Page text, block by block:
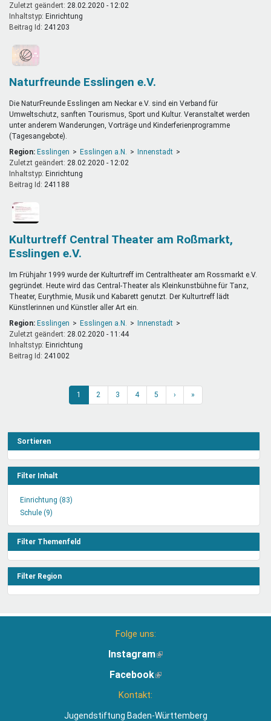
Zuletzt geändert: 28.02.2020 - 12:02
Inhaltstyp:
einrichtung
Beitrag Id: 241203
Naturfreunde Esslingen e.V.
Die NaturFreunde Esslingen am Neckar e.V. sind ein Verband für
Umweltschutz, sanften Tourismus, Sport und Kultur. Veranstaltet werden
unter anderem Wanderungen, Vorträge und Kinderferienprogramme
(Tagesangebote).
Region: Esslingen Esslingen a.N.
Innenstadt
Zuletzt geändert: 28.02.2020 - 12:02
Inhaltstyp:
einrichtung
Beitrag Id: 241188
Kulturtreff Central Theater am Roßmarkt,
Esslingen e.V.
Im Frühjahr 1999 wurde der Kulturtreff im Centraltheater am Rossmarkt e.V.
gegründet. Heute wird das Central-Theater als Kleinkunstbühne für Tanz,
Theater, Eurythmie, Musik und Kabarett genutzt. Der Kulturtreff lädt
Künstlerinnen und Künstler aller Art ein.
Region: Esslingen Esslingen a.N.
Innenstadt
Zuletzt geändert: 28.02.2020 - 11:44
Inhaltstyp:
einrichtung
Beitrag Id: 241002
1 2 3 4 5 › »
Sortieren
Filter Inhalt
Einrichtung (83)
anwenden
Schule (9)
Filter
anwenden
Filter Themenfeld
Filter Region
Folge uns:
Instagram(Link
extern)
Facebook(Link
Kontakt:
Jugendstiftung Baden-Württemberg